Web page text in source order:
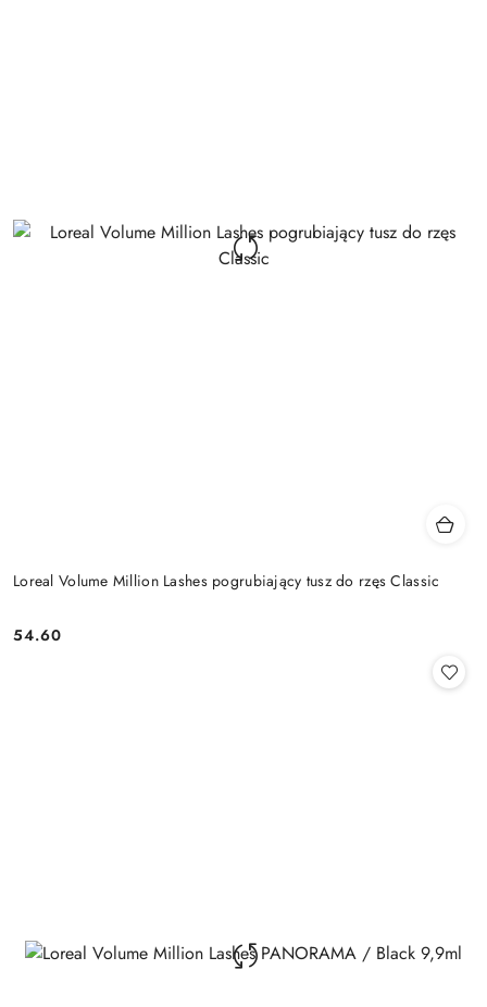
Loreal Volume Million Lashes pogrubiający tusz do rzęs Classic
Cena:
54.60